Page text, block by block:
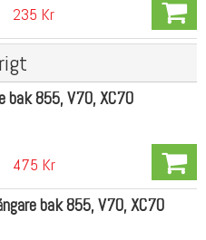
235 Kr
855, V70, XC70
475 Kr
bak 855, V70, XC70